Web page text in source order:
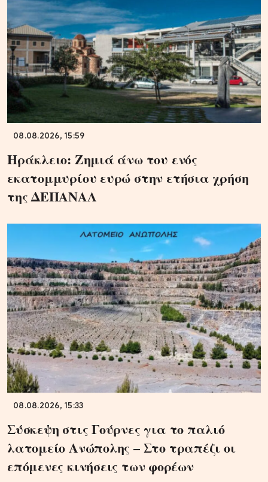
08.08.2026, 15:59
Ηράκλειο: Ζημιά άνω του ενός
εκατομμυρίου ευρώ στην ετήσια χρήση
της ΔΕΠΑΝΑΛ
08.08.2026, 15:33
Σύσκεψη στις Γούρνες για το παλιό
λατομείο Ανώπολης – Στο τραπέζι οι
επόμενες κινήσεις των φορέων